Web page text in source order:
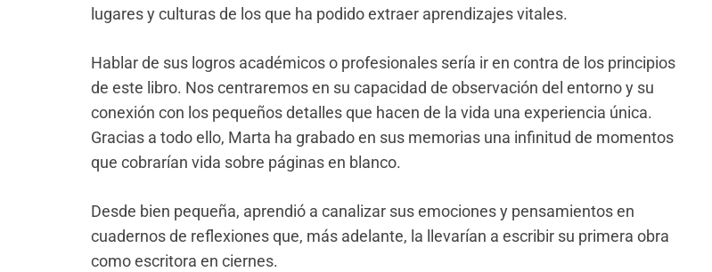
lugares y culturas de los que ha podido extraer aprendizajes vitales.
Hablar de sus logros académicos o profesionales sería ir en contra de los principios
de este libro. Nos centraremos en su capacidad de observación del entorno y su
conexión con los pequeños detalles que hacen de la vida una experiencia única.
Gracias a todo ello, Marta ha grabado en sus memorias una infinitud de momentos
que cobrarían vida sobre páginas en blanco.
Desde bien pequeña, aprendió a canalizar sus emociones y pensamientos en
cuadernos de reflexiones que, más adelante, la llevarían a escribir su primera obra
como escritora en ciernes.